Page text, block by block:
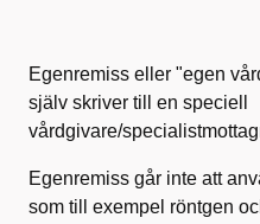
Egenremiss eller "egen
själv skriver till en speciell
vårdgivare/
Egenremiss går inte att
som till exempel röntgen